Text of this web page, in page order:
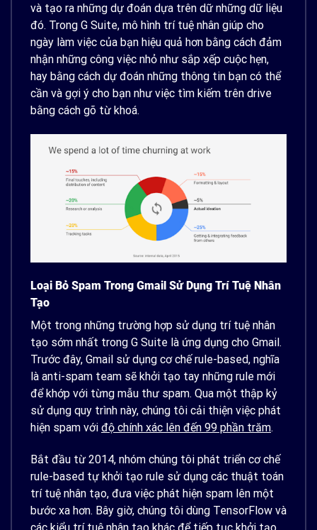
và tạo ra những dự đoán dựa trên dữ những dữ liệu
đó. Trong G Suite, mô hình trí tuệ nhân giúp cho
ngày làm việc của bạn hiệu quả hơn bằng cách đảm
nhận những công việc nhỏ như sắp xếp cuộc hẹn,
hay bằng cách dự đoán những thông tin bạn có thể
cần và gợi ý cho bạn như việc tìm kiếm trên drive
bằng cách gõ từ khoá.
Loại Bỏ Spam Trong Gmail Sử Dụng Trí Tuệ Nhân
Tạo
Một trong những trường hợp sử dụng trí tuệ nhân
tạo sớm nhất trong G Suite là ứng dụng cho Gmail.
Trước đây, Gmail sử dụng cơ chế rule-based, nghĩa
là anti-spam team sẽ khởi tạo tay những rule mới
để khớp với từng mẫu thư spam. Qua một thập kỷ
sử dụng quy trình này, chúng tôi cải thiện việc phát
hiện spam với độ chính xác lên đến 99 phần trăm.
Bắt đầu từ 2014, nhóm chúng tôi phát triển cơ chế
rule-based tự khởi tạo rule sử dụng các thuật toán
trí tuệ nhân tạo, đưa việc phát hiện spam lên một
bước xa hơn. Bây giờ, chúng tôi dùng TensorFlow và